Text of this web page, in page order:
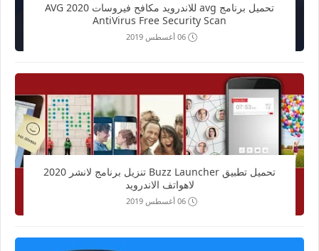
تحميل برنامج avg للاندرويد مكافح فيروسات 2020 AVG
AntiVirus Free Security Scan
06 أغسطس 2019
تحميل تطبيق Buzz Launcher تنزيل برنامج لانشر 2020
لاهواتف الاندرويد
06 أغسطس 2019